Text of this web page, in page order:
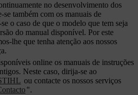
no desenvolvimento dos
se também com os manuais de
o caso de que o modelo que tem seja
do manual disponível. Por este
lhe que tenha atenção aos nossos
online os manuais de instruções
Neste caso, dirija-se ao
ou contacte os nossos serviços
".